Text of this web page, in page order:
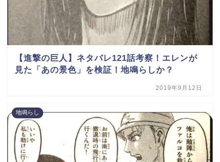
【進撃の巨人】ネタバレ121話考察！エレンが
見た「あの景色」を検証！地鳴らしか？
2019年9月12日
地鳴らし